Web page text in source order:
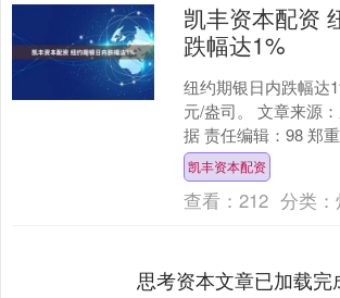
凯丰资本配资
跌幅达1%
纽约期银日内跌幅达
元/盎司。 文章来源
据 责任编辑：98 郑
布此内容旨在传播更
场....
凯丰资本配资
查看：212 分类：
思考资本文章已加载完